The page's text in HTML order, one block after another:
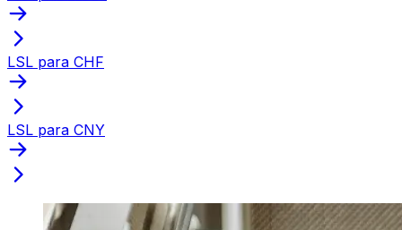
LSL para CHF
LSL para CNY